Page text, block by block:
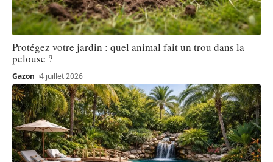
Protégez votre jardin : quel animal fait un trou dans la
pelouse ?
Gazon 4 juillet 2026